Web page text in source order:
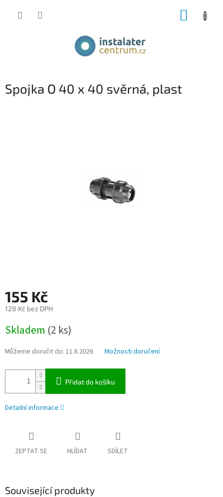
Spojka O 40 x 40 svěrná, plast
155 Kč
128 Kč bez DPH
cena:
Skladem (2 ks)
Můžeme doručit do: 11.8.2026 Možnosti doručení
Přidat do košíku
Detailní informace
ZEPTAT SE HLÍDAT SDÍLET
Související produkty